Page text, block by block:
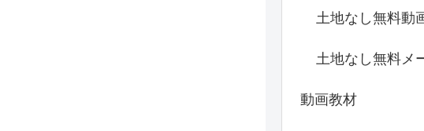
土地なし無料動
土地なし無料メ
動画教材